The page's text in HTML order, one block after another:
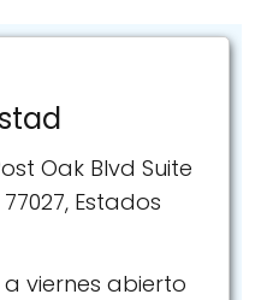
Oak Blvd Suite
Estados
a viernes abierto